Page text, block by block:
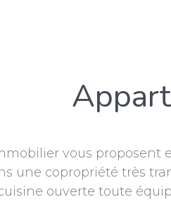
vous
une copropriété très
ouverte toute